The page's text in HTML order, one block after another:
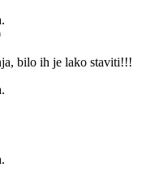
bilo ih je lako staviti!!!